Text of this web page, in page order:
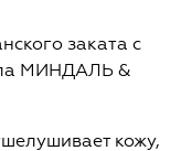
заката с
МИНДАЛЬ &
кожу,